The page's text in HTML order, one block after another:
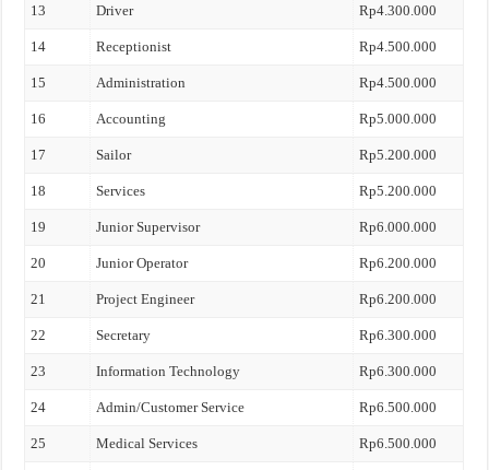
13 Driver Rp4.300.000
14 Receptionist Rp4.500.000
15 Administration Rp4.500.000
16 Accounting Rp5.000.000
17 Sailor Rp5.200.000
18 Services Rp5.200.000
19 Junior Supervisor Rp6.000.000
20 Junior Operator Rp6.200.000
21 Project Engineer Rp6.200.000
22 Secretary Rp6.300.000
23 Information Technology Rp6.300.000
24 Admin/Customer Service Rp6.500.000
25 Medical Services Rp6.500.000